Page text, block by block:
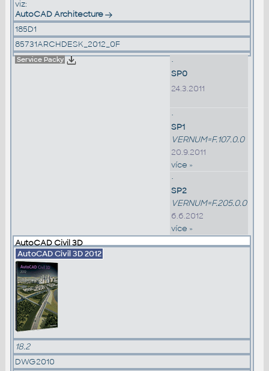
viz:
AutoCAD Architecture
185D1
85731ARCHDESK_2012_0F
Service Packy
•
SP0
24.3.2011
•
SP1
VERNUM=F.107.0.0
20.9.2011
více »
•
SP2
VERNUM=F.205.0.0
6.6.2012
více »
AutoCAD Civil 3D
AutoCAD Civil 3D2012
18.2
DWG2010